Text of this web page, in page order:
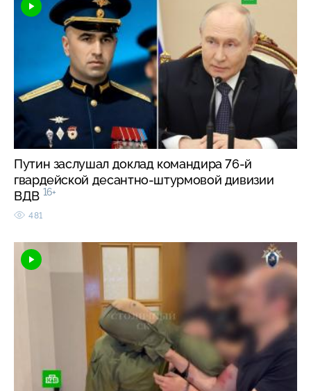
Путин заслушал доклад командира 76-й
гвардейской десантно-штурмовой дивизии
ВДВ 16+
481